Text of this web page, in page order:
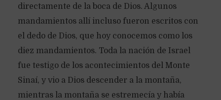
directamente de la boca de Dios. Algunos
mandamientos allí incluso fueron escritos con
el dedo de Dios, que hoy conocemos como los
diez mandamientos. Toda la nación de Israel
fue testigo de los acontecimientos del Monte
Sinaí, y vio a Dios descender a la montaña,
mientras la montaña se estremecía y había